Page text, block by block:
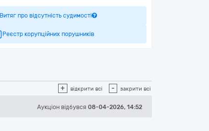
Витяг про відсутність судимості
Реєстр корупційних порушників
+ відкрити всі - закрити всі
Аукціон відбувся 08-04-2026, 14:52